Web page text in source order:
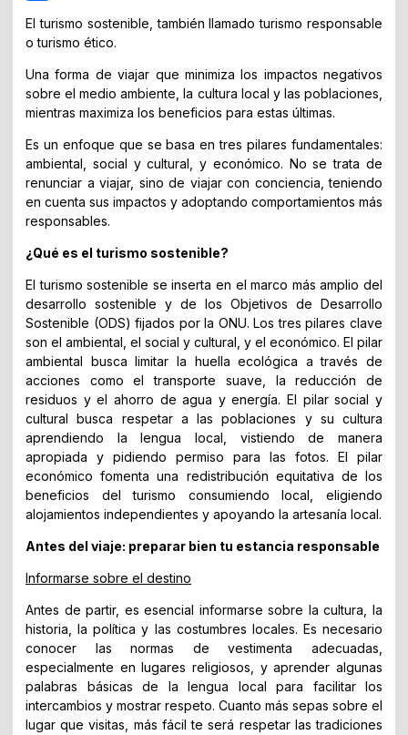
El turismo sostenible, también llamado turismo responsable
o turismo ético.
Una forma de viajar que minimiza los impactos negativos
sobre el medio ambiente, la cultura local y las poblaciones,
mientras maximiza los beneficios para estas últimas.
Es un enfoque que se basa en tres pilares fundamentales:
ambiental, social y cultural, y económico. No se trata de
renunciar a viajar, sino de viajar con conciencia, teniendo
en cuenta sus impactos y adoptando comportamientos más
responsables.
¿Qué es el turismo sostenible?
El turismo sostenible se inserta en el marco más amplio del
desarrollo sostenible y de los Objetivos de Desarrollo
Sostenible (ODS) fijados por la ONU. Los tres pilares clave
son el ambiental, el social y cultural, y el económico. El pilar
ambiental busca limitar la huella ecológica a través de
acciones como el transporte suave, la reducción de
residuos y el ahorro de agua y energía. El pilar social y
cultural busca respetar a las poblaciones y su cultura
aprendiendo la lengua local, vistiendo de manera
apropiada y pidiendo permiso para las fotos. El pilar
económico fomenta una redistribución equitativa de los
beneficios del turismo consumiendo local, eligiendo
alojamientos independientes y apoyando la artesanía local.
Antes del viaje: preparar bien tu estancia responsable
Informarse sobre el destino
Antes de partir, es esencial informarse sobre la cultura, la
historia, la política y las costumbres locales. Es necesario
conocer las normas de vestimenta adecuadas,
especialmente en lugares religiosos, y aprender algunas
palabras básicas de la lengua local para facilitar los
intercambios y mostrar respeto. Cuanto más sepas sobre el
lugar que visitas, más fácil te será respetar las tradiciones